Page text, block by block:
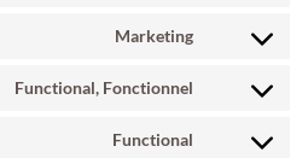
service
Marketing
Consent
service
adsense
Functional, Fonctionnel
Consent
service
Functional
Consent